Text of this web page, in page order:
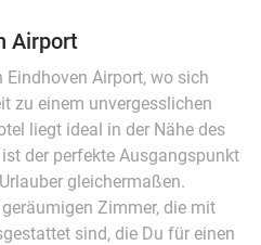
Airport
Airport, wo sich
zu einem unvergesslichen
liegt ideal in der Nähe des
der perfekte Ausgangspunkt
gleichermaßen.
Zimmer, die mit
sind, die Du für einen